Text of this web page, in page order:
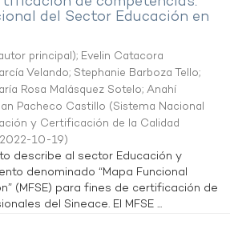
del Sector Educación en
principal); Evelin Catacora
Velando; Stephanie Barboza Tello;
Rosa Malásquez Sotelo; Anahí
Pacheco Castillo (Sistema Nacional
y Certificación de la Calidad
2022-10-19)
describe al sector Educación y
denominado “Mapa Funcional
(MFSE) para fines de certificación de
del Sineace. El MFSE ...